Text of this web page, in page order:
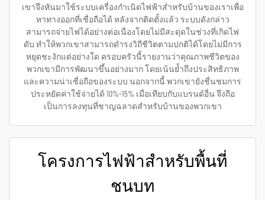
เขาจึงหันมาใช้ระบบเครื่องกำเนิดไฟฟ้าสำหรับบ้านของเราเพื่อ
หาทางออกที่เชื่อถือได้ หลังจากติดตั้งแล้ว ระบบดังกล่าว
สามารถจ่ายไฟได้อย่างต่อเนื่องโดยไม่มีสะดุดในช่วงที่เกิดไฟ
ดับ ทำให้พวกเขาสามารถดำรงวิถีชีวิตตามปกติได้โดยไม่มีการ
หยุดชะงักแต่อย่างใด ครอบครัวนี้รายงานว่าคุณภาพชีวิตของ
พวกเขามีการพัฒนาขึ้นอย่างมาก โดยเน้นย้ำถึงประสิทธิภาพ
และความน่าเชื่อถือของระบบ นอกจากนี้ พวกเขายังชื่นชมการ
ประหยัดค่าใช้จ่ายได้ 10%–15% เมื่อเทียบกับแบรนด์อื่น จึงถือ
เป็นการลงทุนที่ชาญฉลาดสำหรับบ้านของพวกเขา
โครงการไฟฟ้าสำหรับพื้นที่
ชนบท